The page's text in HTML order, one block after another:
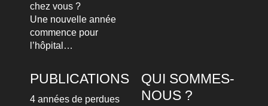
chez vous ?
Une nouvelle année
commence pour
l’hôpital…
PUBLICATIONS
4 années de perdues
QUI SOMMES-
NOUS ?